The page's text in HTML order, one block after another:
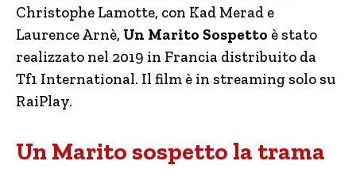
Christophe Lamotte, con Kad Merad e
Laurence Arnè, Un Marito Sospetto è stato
realizzato nel 2019 in Francia distribuito da
Tf1 International. Il film è in streaming solo su
RaiPlay.
Un Marito sospetto la trama